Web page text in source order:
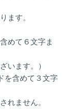
ます。
めて６文字ま
います。）
含めて３文字
れません。